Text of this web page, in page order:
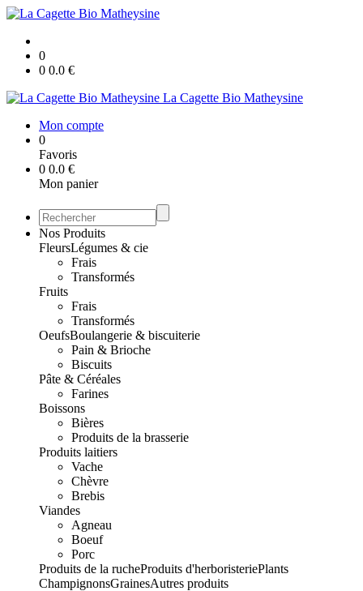
0
0 0.0 €
La Cagette Bio Matheysine
Mon compte
0
Favoris
0 0.0 €
Mon panier
Nos Produits
FleursLégumes & cie
Frais
Transformés
Fruits
Frais
Transformés
OeufsBoulangerie & biscuiterie
Pain & Brioche
Biscuits
Pâte & Céréales
Farines
Boissons
Bières
Produits de la brasserie
Produits laitiers
Vache
Chèvre
Brebis
Viandes
Agneau
Boeuf
Porc
Produits de la rucheProduits d'herboristeriePlants
ChampignonsGrainesAutres produits